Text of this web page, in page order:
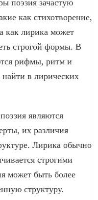
поэзия зачастую
как стихотворение,
как лирика может
строгой формы. В
рифмы, ритм и
в лирических
являются
их различия
Лирика обычно
строгими
может быть более
структуру.